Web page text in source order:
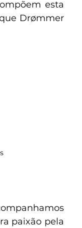
esta
Drømmer
paixão pela